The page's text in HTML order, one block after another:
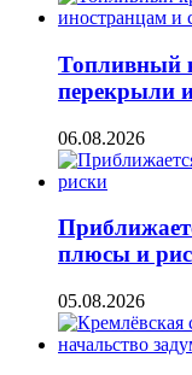
Топливный
перекрыли
06.08.2026
плюсы и
05.08.2026